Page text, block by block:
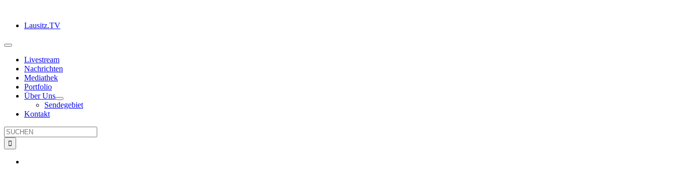
springenLausitz.TV
Toggle
NavigationLivestream
Nachrichten
Mediathek
Portfolio
Über Uns
Sendegebiet
Kontakt
Suche
nach: